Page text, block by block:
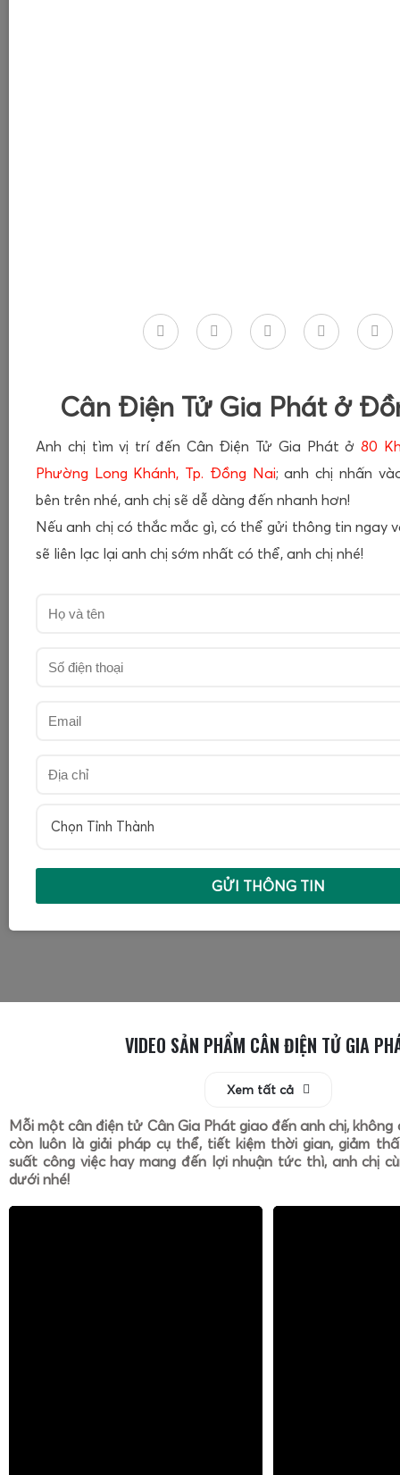
Cân Điện Tử Gia Phát ở
Anh chị tìm vị trí đến Cân Điện Tử Gia Phát ở 80
Phường Long Khánh, Tp. Đồng Nai; anh chị nhấn
bên trên nhé, anh chị sẽ dễ dàng đến nhanh hơn!
Nếu anh chị có thắc mắc gì, có thể gửi thông tin ngay
sẽ liên lạc lại anh chị sớm nhất có thể, anh chị nhé!
Chọn Tỉnh Thành
GỬI THÔNG TIN
VIDEO SẢN PHẨM CÂN ĐIỆN TỬ GIA
Xem tất cả
Mỗi một cân điện tử Cân Gia Phát giao đến anh chị, không
còn luôn là giải pháp cụ thể, tiết kiệm thời gian, giảm
suất công việc hay mang đến lợi nhuận tức thì, anh chị
dưới nhé!